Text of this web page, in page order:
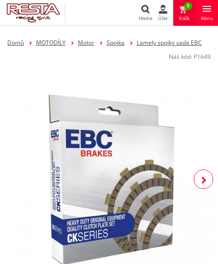
Hledat
Hledat Účet
0
Košík Menu
Domů MOTODÍLY Motor Spojka
Lamely spojky sada EBC
Náš kód: P1649